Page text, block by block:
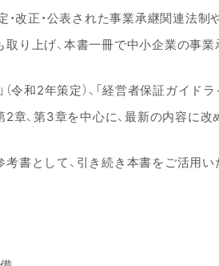
・改正・公表された事業承継関連法
り上げ、本書一冊で中小企業の事業
令和2年策定）、「経営者保証ガイド
章、第3章を中心に、最新の内容に改
書として、引き続き本書をご活用い